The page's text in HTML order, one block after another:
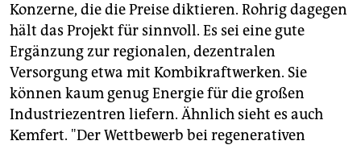
Konzerne, die die Preise diktieren. Rohrig dagegen
hält das Projekt für sinnvoll. Es sei eine gute
Ergänzung zur regionalen, dezentralen
Versorgung etwa mit Kombikraftwerken. Sie
können kaum genug Energie für die großen
Industriezentren liefern. Ähnlich sieht es auch
Kemfert. "Der Wettbewerb bei regenerativen